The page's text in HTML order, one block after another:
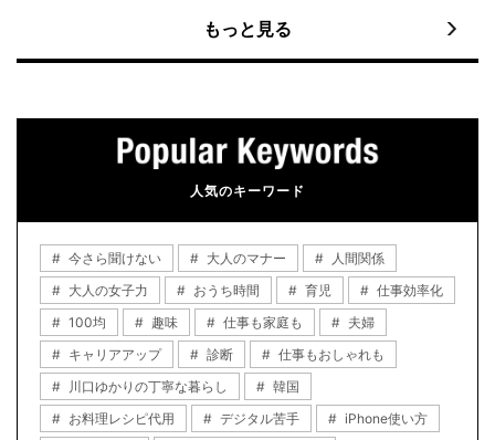
もっと見る
人気のキーワード
今さら聞けない 大人のマナー
人間関係
大人の女子力
おうち時間 育児
仕事効率化
100均
趣味 仕事も家庭も
夫婦
キャリアアップ
診断
仕事もおしゃれも
川口ゆかりの丁寧な暮らし
韓国
お料理レシピ代用
デジタル苦手
iPhone使い方